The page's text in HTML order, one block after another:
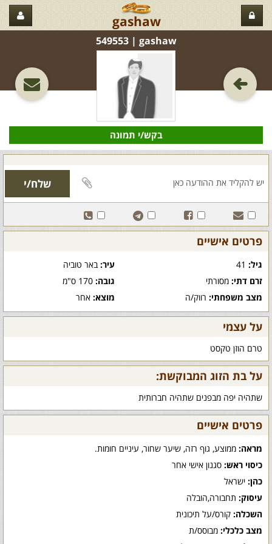
gashaw
gashaw‏ | 549553
בקש/י תמונה
פרטים אישיים
גיל: עיר:באר טוביה
זרם דתי: מסורתי גובה:170 ס"מ
מצב משפחתי: רווק/ה מוצא:אחר
על עצמי
טרם הוזן טקסט
על בת הזוג המבוקשת:
שתהיה יפה מבפנים שתהיה חברותית
פרטים אישיים
מראה: ממוצע, גוף רזה, שיער שחור, עיניים חומות.
כיסוי ראש: סגנון אישי אחר
כהן: ישראל
עיסוק: תחבורה,הובלה
השכלה: קורס/על תיכונית
מצב כלכלי: מבוסס/ת